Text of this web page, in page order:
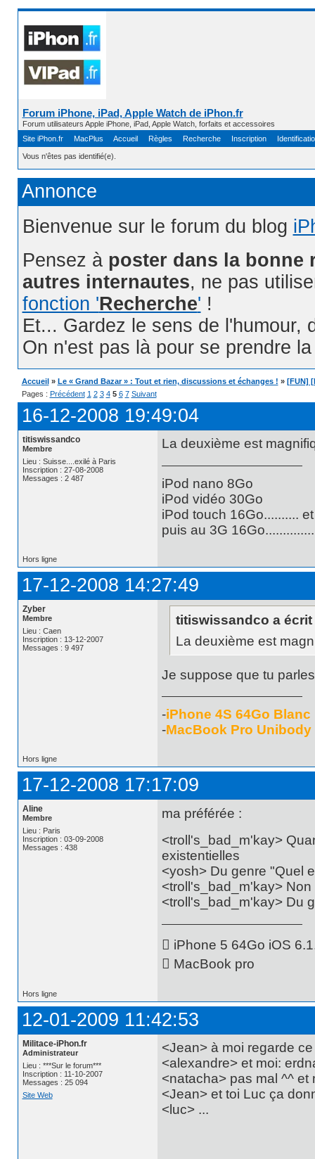
Forum iPhone, iPad, Apple Watch de iPhon.fr
Forum utilisateurs Apple iPhone, iPad, Apple Watch, forfaits et accessoires
Site iPhon.fr
MacPlus Accueil Règles Recherche Inscription
Vous n'êtes pas identifié(e).
Annonce
Bienvenue sur le forum du blog
Pensez à poster dans la bonne
autres internautes, ne pas
fonction 'Recherche' !
Et... Gardez le sens de l'humour,
On n'est pas là pour se prendre
Accueil » Le « Grand Bazar » : Tout et rien, discussions et échanges ! » [FUN]
Pages : Précédent 1 2 3 4 5 6 7 Suivant
16-12-2008 19:49:04
titiswissandco
Membre
Lieu : Suisse....exilé à Paris
Inscription : 27-08-2008
Messages : 2 487
La deuxième est
iPod nano 8Go
iPod vidéo 30Go
iPod touch 16Go..........
puis au 3G
Hors ligne
17-12-2008 14:27:49
Zyber
Membre
Lieu : Caen
Inscription : 13-12-2007
Messages : 9 497
titiswissandco a écrit
La deuxième est
Je suppose que tu
-iPhone 4S 64Go Blanc
-MacBook Pro Unibody
Hors ligne
17-12-2008 17:17:09
Aline
Membre
Lieu : Paris
Inscription : 03-09-2008
Messages : 438
ma préférée :
<troll's_bad_m'kay>
existentielles
<yosh> Du genre "Quel
<troll's_bad_m'kay> Non
<troll's_bad_m'kay> Du
 iPhone 5 64Go iOS
 MacBook pro
Hors ligne
12-01-2009 11:42:53
Militace-iPhon.fr
Administrateur
Lieu : ***Sur le forum***
Inscription : 11-10-2007
Messages : 25 094
Site Web
<Jean> à moi regarde
<alexandre> et moi:
<natacha> pas mal ^^ et
<Jean> et toi Luc ça
<luc> ...